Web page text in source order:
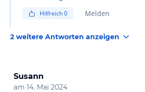
Hilfreich0 Melden
2 weitere Antworten anzeigen
Susann
am 14. Mai 2024